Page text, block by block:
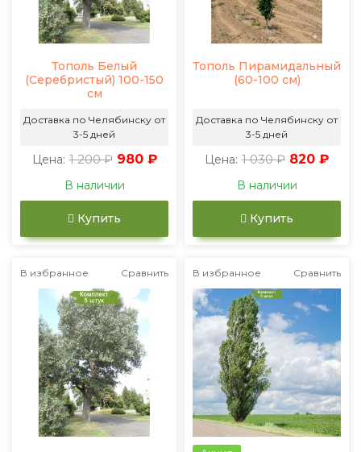
Тополь Белый
(Серебристый) 100-150
см
Доставка по Челябинску от
3-5 дней
Цена: 1 200 ₽ 980 ₽
В наличии
Купить
Тополь Пирамидальный
(60-100 см)
Доставка по Челябинску от
3-5 дней
Цена: 1 030 ₽ 820 ₽
В наличии
Купить
В избранное Сравнить В избранное Сравнить